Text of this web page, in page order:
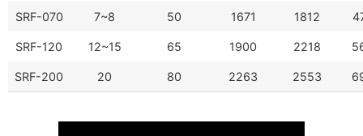
SRF-070 7~8 50 1671 1812
SRF-120 12~15 65 1900 2218
SRF-200 20 80 2263 2553